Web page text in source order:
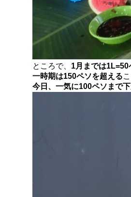
ところで、 1月までは
一時期は150ペソを超える
今日、一気に100ペソまで下